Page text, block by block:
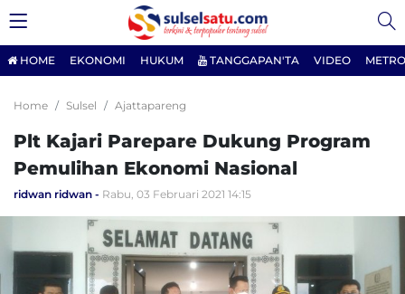
HOME EKONOMI HUKUM TANGGAPAN'TA VIDEO
Home Sulsel Ajattapareng
Plt Kajari Parepare Dukung Program
Pemulihan Ekonomi Nasional
ridwan ridwan Rabu, 03 Februari 2021 14:15